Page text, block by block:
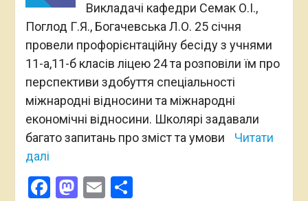
Викладачі кафедри Семак О.І.,
Поглод Г.Я., Богачевська Л.О. 25 січня
провели профорієнтаційну бесіду з учнями
11-а,11-б класів ліцею 24 та розповіли їм про
перспективи здобуття спеціальності
міжнародні відносини та міжнародні
економічні відносини. Школярі задавали
багато запитань про зміст та умови
Читати
далі
Facebook
Mastodon
EmailПоділитися